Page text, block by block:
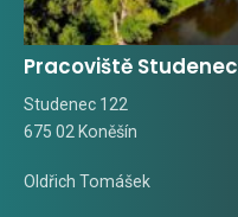
Pracoviště Studenec
Studenec 122
675 02 Koněšín
Oldřich Tomášek